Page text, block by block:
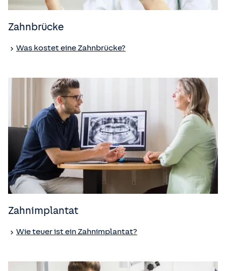
Zahnbrücke
Was kostet eine Zahnbrücke?
Zahnimplantat
Wie teuer ist ein Zahnimplantat?